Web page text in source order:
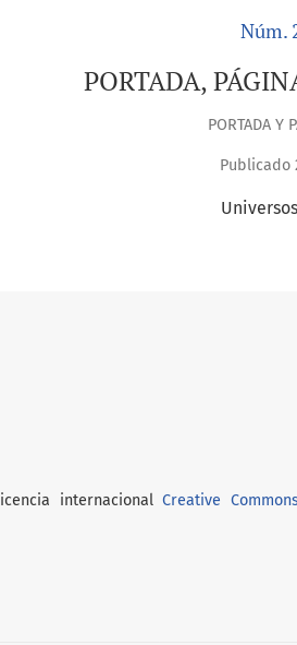
Núm.
PORTADA,
PORTADA Y
Publicado
internacionalCreative